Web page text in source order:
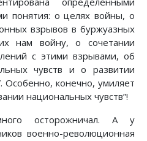
понятия: о целях войны, о
взрывов в буржуазных
нам войну, о сочетании
с этими взрывами, об
чувств и о развитии
Особенно, конечно, умиляет
национальных чувств”!
осторожничал. А у
военно-революционная